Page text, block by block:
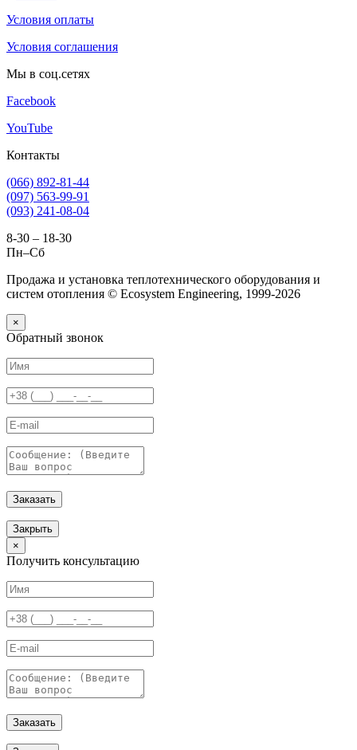
Условия оплаты
Условия соглашения
Мы в соц.сетях
Facebook
YouTube
Контакты
(066) 892-81-44
(097) 563-99-91
(093) 241-08-04
8-30 – 18-30
Пн–Сб
Продажа и установка теплотехнического оборудования и
систем отопления © Ecosystem Engineering, 1999-2026
×
Обратный звонок
Заказать
Закрыть
×
Получить консультацию
Заказать